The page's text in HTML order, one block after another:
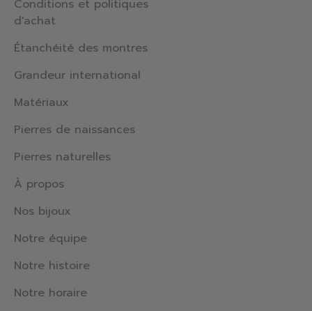
Conditions et politiques
d'achat
Étanchéité des montres
Grandeur international
Matériaux
Pierres de naissances
Pierres naturelles
À propos
Nos bijoux
Notre équipe
Notre histoire
Notre horaire